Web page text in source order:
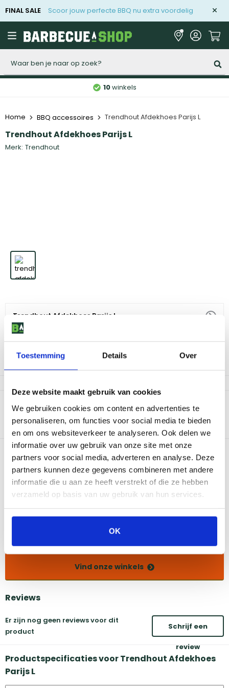
Toestemming Details Over
Deze website maakt gebruik van cookies
We gebruiken cookies om content en advertenties te
personaliseren, om functies voor social media te bieden
en om ons websiteverkeer te analyseren. Ook delen we
informatie over uw gebruik van onze site met onze
partners voor social media, adverteren en analyse. Deze
partners kunnen deze gegevens combineren met andere
informatie die u aan ze heeft verstrekt of die ze hebben
verzameld op basis van uw gebruik van hun services.
OK
FINAL SALE Scoor jouw perfecte BBQ nu extra voordelig
10winkels
Home BBQ accessoires Trendhout Afdekhoes Parijs L
Trendhout Afdekhoes Parijs L
Merk: Trendhout
Trendhout Afdekhoes Parijs L
38,-
Niet op voorraad
Productomschrijving
Afdekhoes voor Bijzetkolom Parijs XL. Beschermt jouw terrastafel
tegen vuil en weersinvloeden.
Bekijk dit product in onze winkels
Vind onze winkels
Reviews
Er zijn nog geen reviews voor dit
product
Schrijf een
review
Productspecificaties voor Trendhout Afdekhoes
Parijs L